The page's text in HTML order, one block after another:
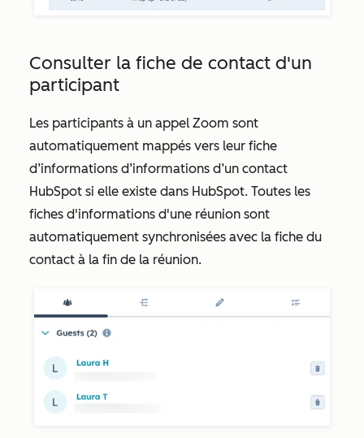
Consulter la fiche de contact d'un
participant
Les participants à un appel Zoom sont
automatiquement mappés vers leur fiche
d’informations d’informations d’un contact
HubSpot si elle existe dans HubSpot. Toutes les
fiches d'informations d'une réunion sont
automatiquement synchronisées avec la fiche du
contact à la fin de la réunion.